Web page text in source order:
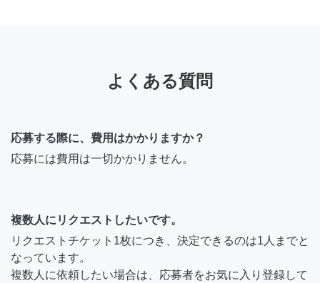
よくある質問
応募する際に、費用はかかりますか？
応募には費用は一切かかりません。
複数人にリクエストしたいです。
リクエストチケット1枚につき、決定できるのは1人までと
なっています。
複数人に依頼したい場合は、応募者をお気に入り登録して